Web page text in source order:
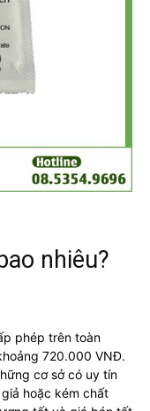
nhiêu?
phép trên toàn
720.000 VNĐ.
cơ sở có uy tín
hoặc kém chất